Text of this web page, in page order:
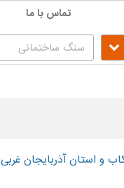
تماس با ما
و استان آذربایجان غربی